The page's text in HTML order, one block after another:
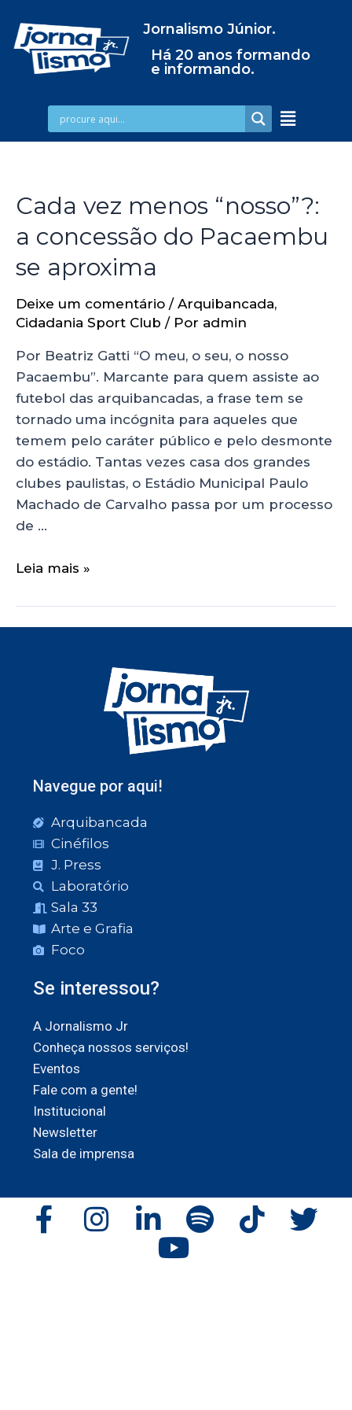
Jornalismo Júnior.
Há 20 anos formando
e informando.
Cada vez menos “nosso”?:
a concessão do Pacaembu
se aproxima
Deixe um comentário / Arquibancada,
Cidadania Sport Club / Por admin
Por Beatriz Gatti “O meu, o seu, o nosso
Pacaembu”. Marcante para quem assiste ao
futebol das arquibancadas, a frase tem se
tornado uma incógnita para aqueles que
temem pelo caráter público e pelo desmonte
do estádio. Tantas vezes casa dos grandes
clubes paulistas, o Estádio Municipal Paulo
Machado de Carvalho passa por um processo
de …
Leia mais »
Navegue por aqui!
Arquibancada
Cinéfilos
J. Press
Laboratório
Sala 33
Arte e Grafia
Foco
Se interessou?
A Jornalismo Jr
Conheça nossos serviços!
Eventos
Fale com a gente!
Institucional
Newsletter
Sala de imprensa